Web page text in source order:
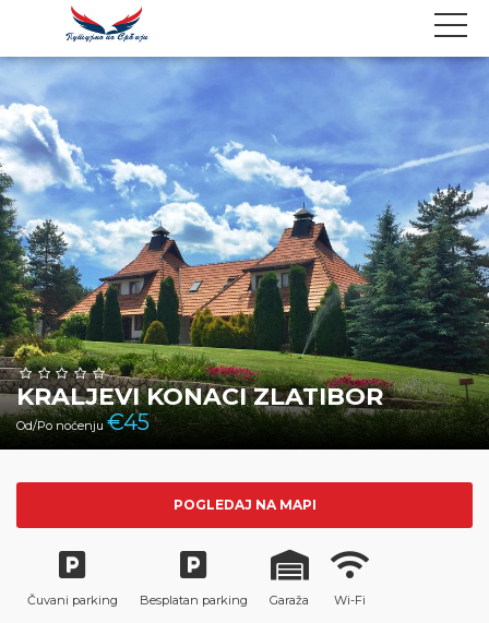
KRALJEVI KONACI ZLATIBOR
Od/Po noćenju €45
POGLEDAJ NA MAPI
Čuvani parking Besplatan parking Garaža Wi-Fi